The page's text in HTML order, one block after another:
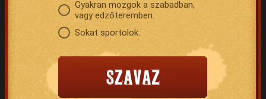
Gyakran mozgok a szabadban,
vagy edzőteremben.
Sokat sportolok.